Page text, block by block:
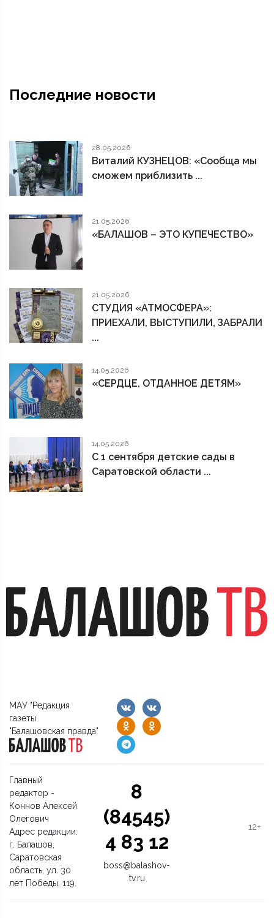
Последние новости
28.05.2026
Виталий КУЗНЕЦОВ: «Сообща мы
сможем приблизить ...
21.05.2026
«БАЛАШОВ – ЭТО КУПЕЧЕСТВО»
21.05.2026
СТУДИЯ «АТМОСФЕРА»:
ПРИЕХАЛИ, ВЫСТУПИЛИ, ЗАБРАЛИ
...
14.05.2026
«СЕРДЦЕ, ОТДАННОЕ ДЕТЯМ»
14.05.2026
С 1 сентября детские сады в
Саратовской области ...
МАУ "Редакция
газеты
"Балашовская правда"
Главный
редактор -
Коннов Алексей
Олегович
Адрес редакции:
г. Балашов,
Саратовская
область, ул. 30
лет Победы, 119.
8
(84545)
4 83 12
boss@balashov-
tv.ru
12+